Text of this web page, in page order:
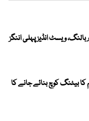
ویسٹ انڈیز پہلی اننگز
بیٹنگ کوچ بنائے جانے کا